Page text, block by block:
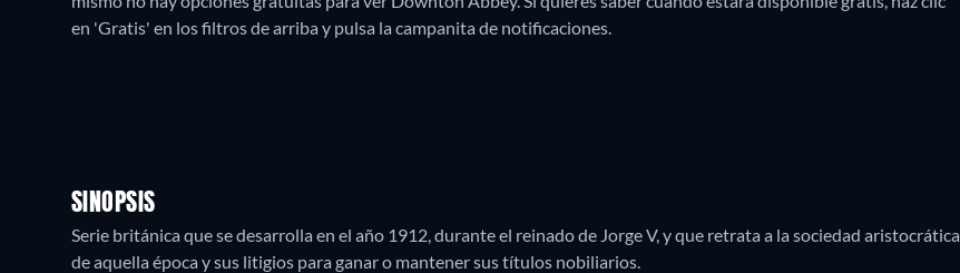
en 'Gratis' en los filtros de arriba y pulsa la campanita de notificaciones.
SINOPSIS
Serie británica que se desarrolla en el año 1912, durante el reinado de Jorge V, y que retrata a la sociedad aristocrática
de aquella época y sus litigios para ganar o mantener sus títulos nobiliarios.